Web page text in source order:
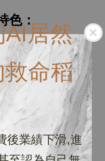
居然
命稻
後業績下滑,進
色：
影片、文案
Twin）
人包